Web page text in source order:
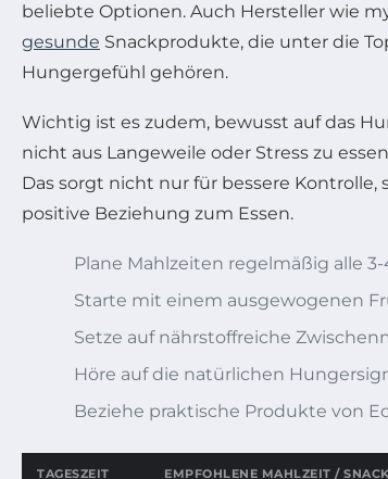
beliebte Optionen. Auch Hersteller wie
gesunde Snackprodukte, die unter die
Hungergefühl gehören.
Wichtig ist es zudem, bewusst auf das
nicht aus Langeweile oder Stress zu
Das sorgt nicht nur für bessere
positive Beziehung zum Essen.
Plane Mahlzeiten regelmäßig alle
Starte mit einem ausgewogenen
Setze auf nährstoffreiche
Höre auf die natürlichen
Beziehe praktische Produkte von
TAGESZEIT EMPFOHLENE MAHLZEIT / SNACK